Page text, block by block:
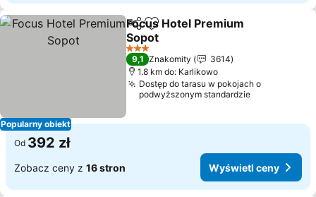
Popularny obiekt
Udostępnij
Dodaj do ulubionych
Focus Hotel Premium
Sopot
3 Kategoria
9,1 Znakomity
3614
1.8 km do: Karlikowo
Dostęp do tarasu w pokojach o
podwyższonym standardzie
Od 392 zł
Zobacz ceny z 16 stron Wyświetl ceny